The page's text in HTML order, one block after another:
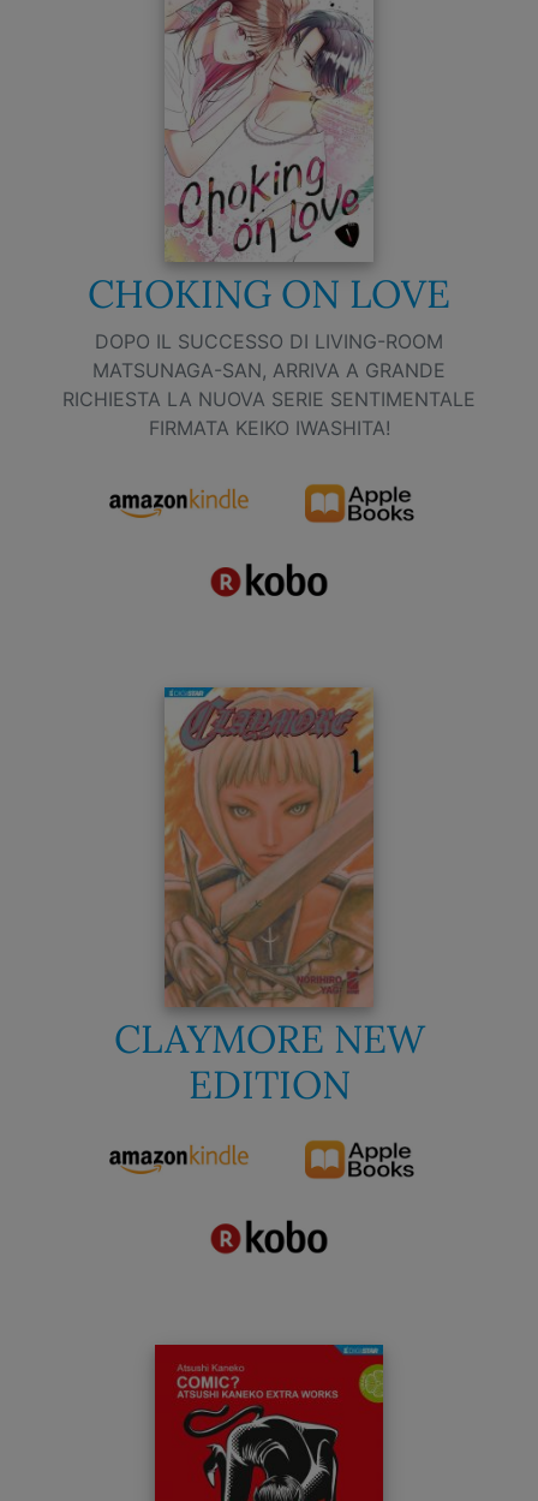
CHOKING ON LOVE
DOPO IL SUCCESSO DI LIVING-ROOM
MATSUNAGA-SAN, ARRIVA A GRANDE
RICHIESTA LA NUOVA SERIE SENTIMENTALE
FIRMATA KEIKO IWASHITA!
CLAYMORE NEW
EDITION